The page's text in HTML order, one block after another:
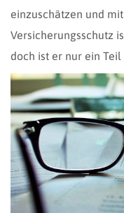
einzuschätzen und
Versicherungsschutz
doch ist er nur ein